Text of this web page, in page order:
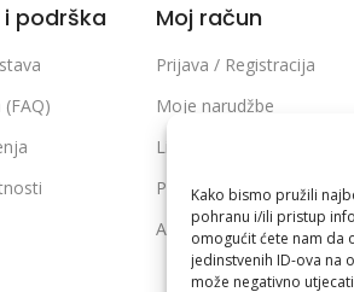
Kako bismo pružili
pohranu i/ili pristup
omogućit ćete nam
jedinstvenih ID-ova na
može negativno
podrška Moj račun
Prijava / Registracija
Moje narudžbe
Lista želja
Poređenje proizvoda
Adrese i podaci profila